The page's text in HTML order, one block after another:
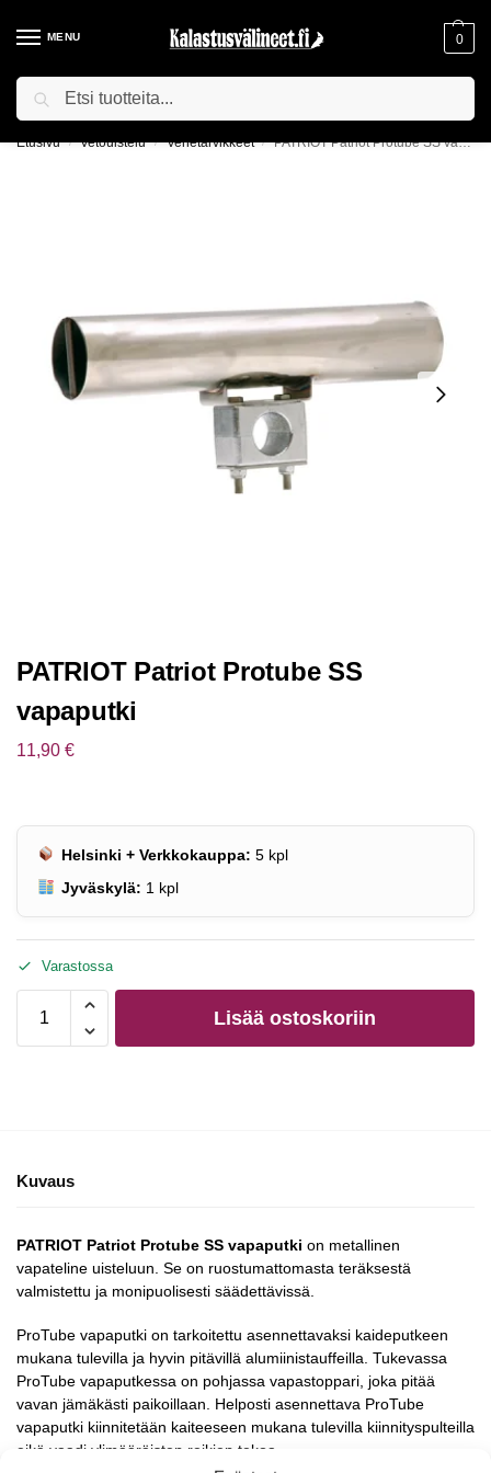
MENU 0
ILMAINEN TOIMITUS YLI 75€ TILAUKSILLE!
Etusivu / Vetouistelu / Venetarvikkeet / PATRIOT Patriot Protube SS vapaputki
PATRIOT Patriot Protube SS
vapaputki
11,90 €
Helsinki + Verkkokauppa: 5 kpl
Jyväskylä: 1 kpl
Varastossa
Lisää ostoskoriin
Kuvaus
PATRIOT Patriot Protube SS vapaputki on metallinen
vapateline uisteluun. Se on ruostumattomasta teräksestä
valmistettu ja monipuolisesti säädettävissä.
ProTube vapaputki on tarkoitettu asennettavaksi kaideputkeen
mukana tulevilla ja hyvin pitävillä alumiinistauffeilla. Tukevassa
ProTube vapaputkessa on pohjassa vapastoppari, joka pitää
vavan jämäkästi paikoillaan. Helposti asennettava ProTube
vapaputki kiinnitetään kaiteeseen mukana tulevilla kiinnityspulteilla
eikä vaadi ylimääräisten reikien tekoa.